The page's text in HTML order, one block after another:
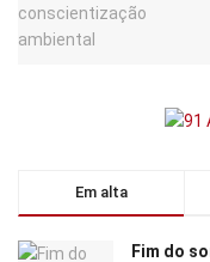
Em alta
Fim do